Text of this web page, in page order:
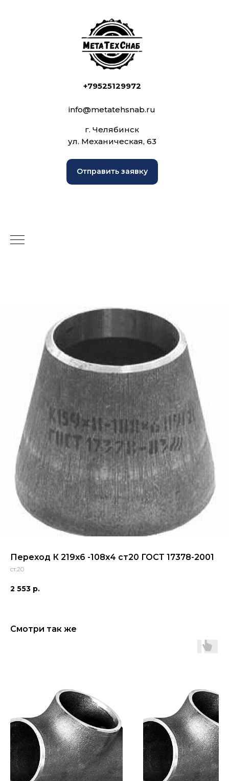
+79525129972
info@metatehsnab.ru
г. Челябинск
ул. Механическая, 63
Отправить заявку
Переход К 219х6 -108х4 ст20 ГОСТ 17378-2001
ст.20
2 553 р.
Смотри так же